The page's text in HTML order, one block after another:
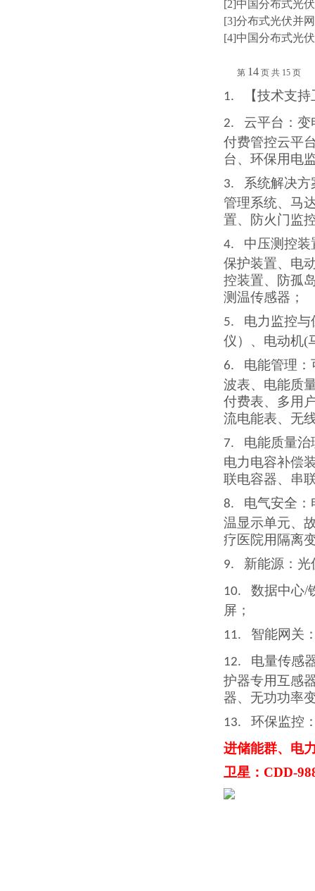
[2]中国分布式光
[3]分布式光伏并
[4]中国分布式光
第 14 页 共 15 页
1. 【技术支持
2. 云平台 ：
付费管控云平
台、环保用电
3.
系统解决
管理系统、马
置、防火门监
4.
中压测控
保护装置、电
控装置、防孤
测温传感器 ；
5.
电力监控
仪）、电动机(
6.
电能管理
波表、电能质
付费表、多用
流电能表、无
7.
电能质量
电力电容补偿
联电容器、串
8.
电气安全
温显示单元、
疗医院用隔离
9. 新能源：
10.
数据中心/
屏；
11. 智能网关
12.
电量传感
护器专用互感
器、无功功率
13.
环保监控
进储能群、电
卫星：CDD-